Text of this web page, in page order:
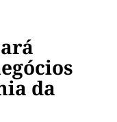
da